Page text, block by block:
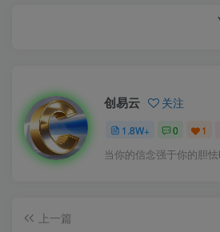
创易云 关注
1.8W+ 0 1
当你的信念强于你的胆
上一篇